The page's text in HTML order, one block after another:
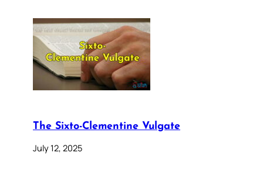
The Sixto-Clementine Vulgate
July 12, 2025